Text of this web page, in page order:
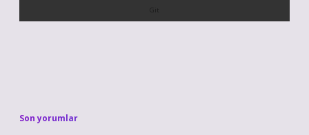
Son yorumlar